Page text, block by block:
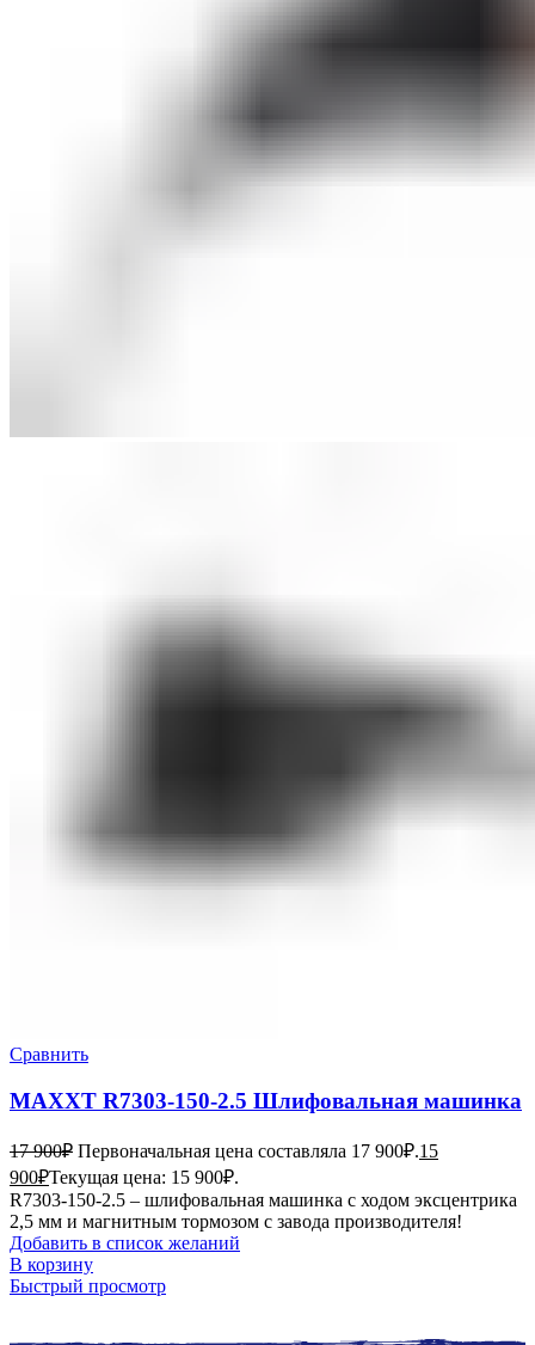
Сравнить
MAXXT R7303-150-2.5 Шлифовальная машинка
17 900₽ Первоначальная цена составляла 17 900₽.15
900₽Текущая цена: 15 900₽.
R7303-150-2.5 – шлифовальная машинка с ходом эксцентрика
2,5 мм и магнитным тормозом с завода производителя!
Добавить в список желаний
В корзину
Быстрый просмотр